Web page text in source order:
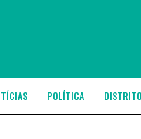
POLÍTICA